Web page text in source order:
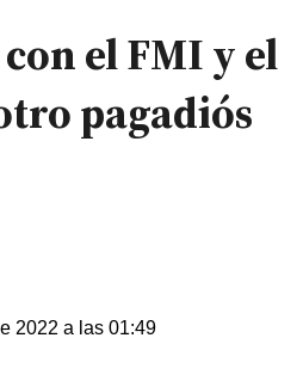
el FMI y el
pagadiós
2022 a las 01:49